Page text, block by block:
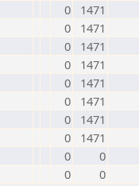
0
1471
0
1471
0
1471
0
1471
0
1471
0
1471
0
1471
0
1471
0
0
0 0